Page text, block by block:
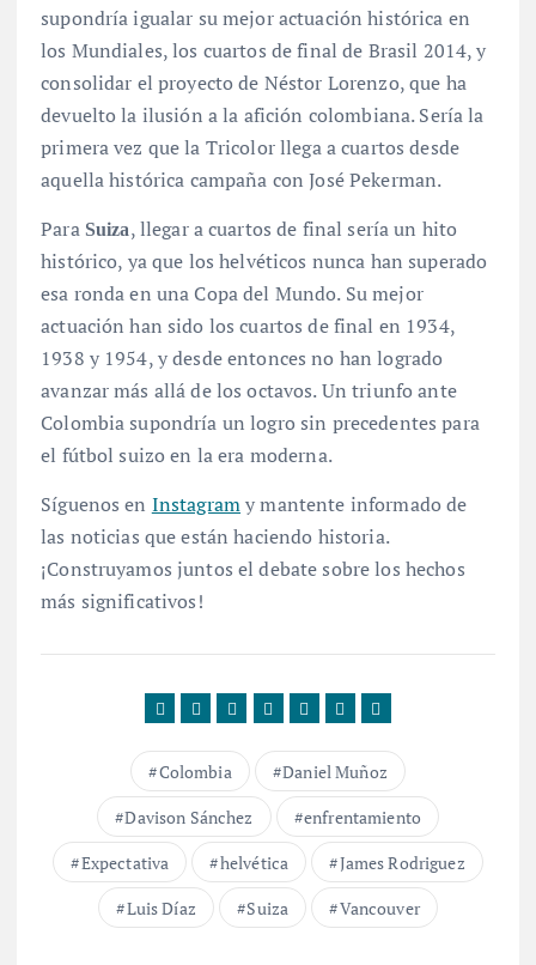
supondría igualar su mejor actuación histórica en
los Mundiales, los cuartos de final de Brasil 2014, y
consolidar el proyecto de Néstor Lorenzo, que ha
devuelto la ilusión a la afición colombiana. Sería la
primera vez que la Tricolor llega a cuartos desde
aquella histórica campaña con José Pekerman.
Para Suiza, llegar a cuartos de final sería un hito
histórico, ya que los helvéticos nunca han superado
esa ronda en una Copa del Mundo. Su mejor
actuación han sido los cuartos de final en 1934,
1938 y 1954, y desde entonces no han logrado
avanzar más allá de los octavos. Un triunfo ante
Colombia supondría un logro sin precedentes para
el fútbol suizo en la era moderna.
Síguenos en Instagramy mantente informado de
las noticias que están haciendo historia.
¡Construyamos juntos el debate sobre los hechos
más significativos!
Colombia
Daniel Muñoz
Davison Sánchez
enfrentamiento
Expectativa
helvética
James Rodriguez
Luis Díaz
Suiza Vancouver